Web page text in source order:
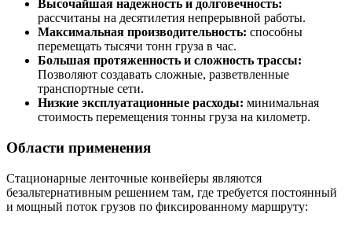
Высочайшая надежность и долговечность:
рассчитаны на десятилетия непрерывной работы.
Максимальная производительность: способны
перемещать тысячи тонн груза в час.
Большая протяженность и сложность трассы:
Позволяют создавать сложные, разветвленные
транспортные сети.
Низкие эксплуатационные расходы: минимальная
стоимость перемещения тонны груза на километр.
Области применения
Стационарные ленточные конвейеры являются
безальтернативным решением там, где требуется постоянный
и мощный поток грузов по фиксированному маршруту: